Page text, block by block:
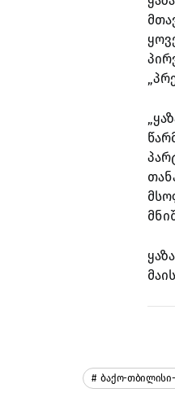
Ბაქო-Თბილისი-